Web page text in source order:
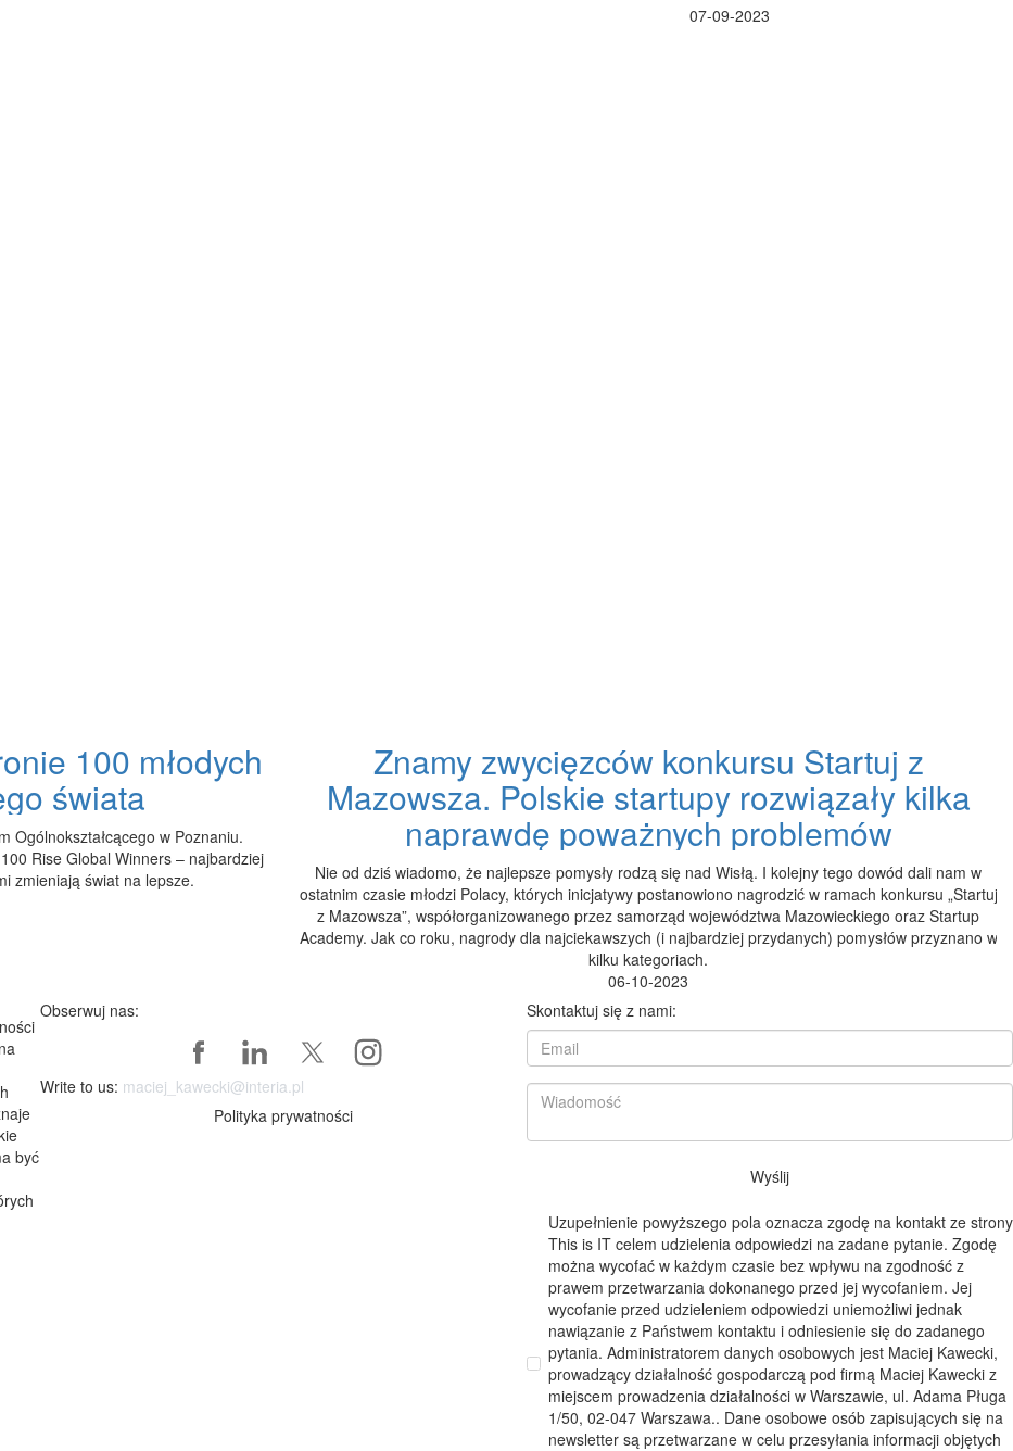
07-09-2023
100 młodych
świata
Ogólnokształcącego w Poznaniu.
Rise Global Winners – najbardziej
zmieniają świat na lepsze.
Znamy zwycięzców konkursu Startuj z
Mazowsza. Polskie startupy rozwiązały kilka
naprawdę poważnych problemów
Nie od dziś wiadomo, że najlepsze pomysły rodzą się nad Wisłą. I kolejny tego dowód dali nam w
ostatnim czasie młodzi Polacy, których inicjatywy postanowiono nagrodzić w ramach konkursu „Startuj
z Mazowsza”, współorganizowanego przez samorząd województwa Mazowieckiego oraz Startup
Academy. Jak co roku, nagrody dla najciekawszych (i najbardziej przydanych) pomysłów przyznano w
kilku kategoriach.
06-10-2023
być
Obserwuj nas:
Write to us: maciej_kawecki@interia.pl
Polityka prywatności
Skontaktuj się z nami:
Wyślij
Uzupełnienie powyższego pola oznacza zgodę na kontakt ze strony
This is IT celem udzielenia odpowiedzi na zadane pytanie. Zgodę
można wycofać w każdym czasie bez wpływu na zgodność z
prawem przetwarzania dokonanego przed jej wycofaniem. Jej
wycofanie przed udzieleniem odpowiedzi uniemożliwi jednak
nawiązanie z Państwem kontaktu i odniesienie się do zadanego
pytania. Administratorem danych osobowych jest Maciej Kawecki,
prowadzący działalność gospodarczą pod firmą Maciej Kawecki z
miejscem prowadzenia działalności w Warszawie, ul. Adama Pługa
1/50, 02-047 Warszawa.. Dane osobowe osób zapisujących się na
newsletter są przetwarzane w celu przesyłania informacji objętych